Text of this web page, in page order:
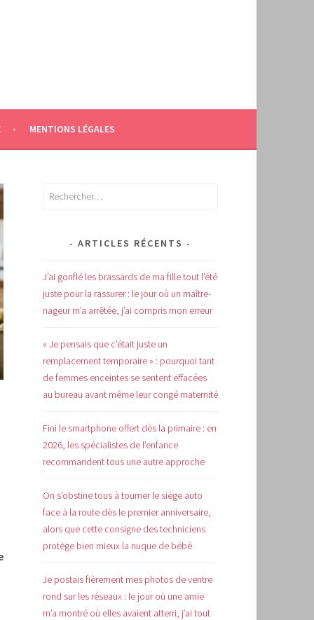
MENTIONS LÉGALES
Rechercher :
ARTICLES RÉCENTS
J’ai gonflé les brassards de ma fille tout l’été
juste pour la rassurer : le jour où un maître-
nageur m’a arrêtée, j’ai compris mon erreur
« Je pensais que c’était juste un
remplacement temporaire » : pourquoi tant
de femmes enceintes se sentent effacées
au bureau avant même leur congé maternité
Fini le smartphone offert dès la primaire : en
2026, les spécialistes de l’enfance
recommandent tous une autre approche
On s’obstine tous à tourner le siège auto
face à la route dès le premier anniversaire,
alors que cette consigne des techniciens
protège bien mieux la nuque de bébé
Je postais fièrement mes photos de ventre
rond sur les réseaux : le jour où une amie
m’a montré où elles avaient atterri, j’ai tout